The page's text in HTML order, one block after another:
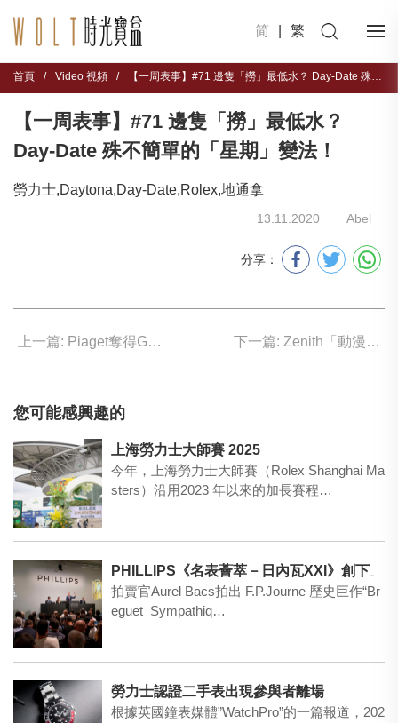
简 繁
首頁 / Video 視頻 / 【一周表事】#71 邊隻「撈」最低水？ Day-Date 殊不簡單的「星期」變法！
【一周表事】#71 邊隻「撈」最低水？
Day-Date 殊不簡單的「星期」變法！
勞力士,Daytona,Day-Date,Rolex,地通拿
13.11.2020 Abel
分享：
上一篇: Piaget奪得GPHG金指針大獎 下一篇: Zenith「動漫」腕表于Phillips拍賣
您可能感興趣的
上海勞力士大師賽 2025
今年，上海勞力士大師賽（Rolex Shanghai Ma
sters）沿用2023 年以來的加長賽程…
拍賣官Aurel Bacs拍出 F.P.Journe 歷史巨作“Br
eguet Sympathiq…
勞力士認證二手表出現參與者離場
根據英國鐘表媒體”WatchPro”的一篇報道，202